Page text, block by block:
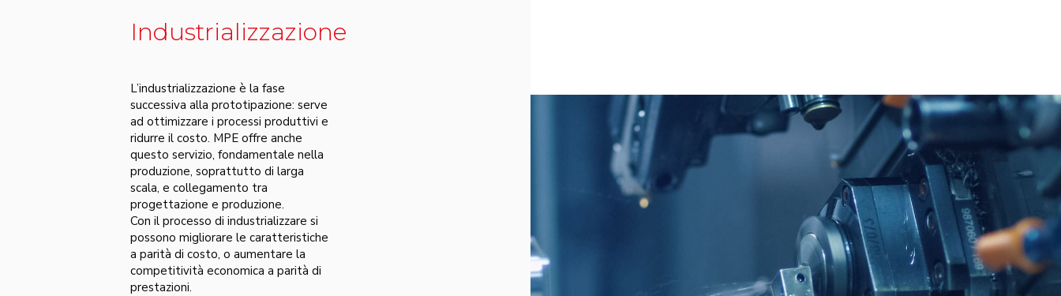
Industrializzazione
L’industrializzazione è la fase
successiva alla prototipazione: serve
ad ottimizzare i processi produttivi e
ridurre il costo. MPE offre anche
questo servizio, fondamentale nella
produzione, soprattutto di larga
scala, e collegamento tra
progettazione e produzione.
Con il processo di industrializzare si
possono migliorare le caratteristiche
a parità di costo, o aumentare la
competitività economica a parità di
prestazioni.